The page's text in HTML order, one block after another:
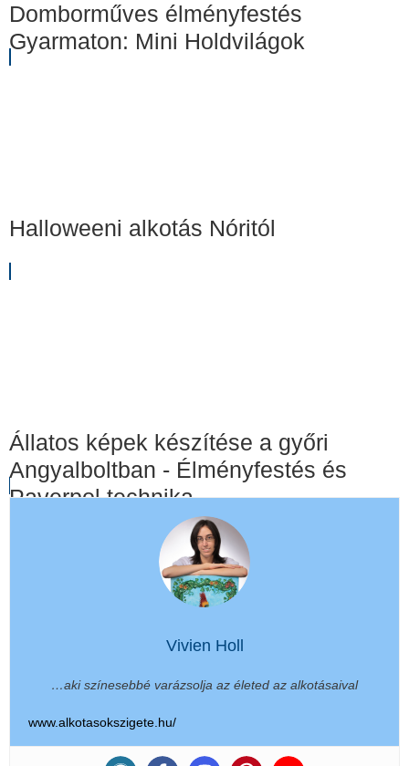
Domborműves élményfestés
Gyarmaton: Mini Holdvilágok
Halloweeni alkotás Nóritól
Állatos képek készítése a győri
Angyalboltban - Élményfestés és
Paverpol technika
Vivien Holl
…aki színesebbé varázsolja az életed az alkotásaival
www.alkotasokszigete.hu/